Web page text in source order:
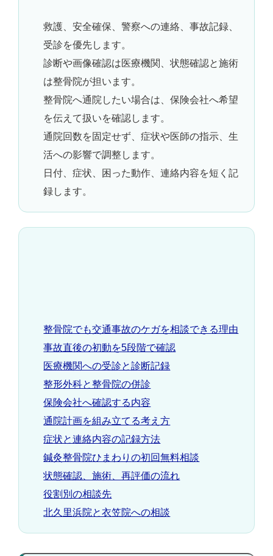
救護、安全確保、警察への連絡、事故記録、
受診を優先します。
診断や画像確認は医療機関、状態確認と施術
は整骨院が担います。
整骨院へ通院したい場合は、保険会社へ希望
を伝えて扱いを確認します。
通院回数を固定せず、症状や医師の指示、生
活への影響で調整します。
日付、症状、困った動作、連絡内容を短く記
録します。
整骨院でも交通事故のケガを相談できる理由
事故直後の初動を5段階で確認
医療機関への受診と診断記録
整形外科と整骨院の併診
保険会社へ確認する内容
通院計画を組み立てる考え方
症状と連絡内容の記録方法
鍼灸整骨院ひまわりの初回無料相談
状態確認、施術、再評価の流れ
役割別の相談先
北久里浜院と衣笠院への相談